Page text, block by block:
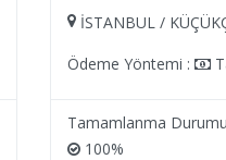
İSTANBUL /
Ödeme Yöntemi :
Tamamlanma Durumu
100%